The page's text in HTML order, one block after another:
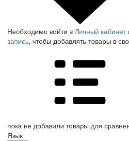
Необходимо войти в Личный кабинет
запись, чтобы добавлять товары в
пока не добавили товары для
Язык